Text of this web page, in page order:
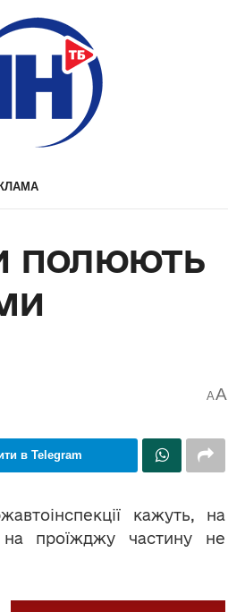
полюють
AA
в Telegram
кажуть, на
проїжджу частину не